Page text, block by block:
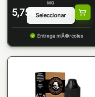
5,75 €
MG
Entrega miÃ©rcoles